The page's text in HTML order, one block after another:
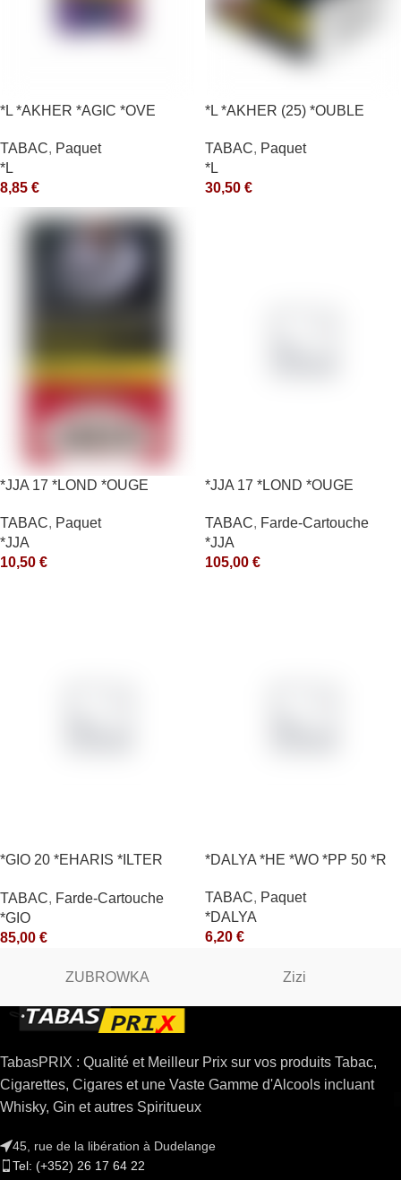
*L *AKHER *AGIC *OVE
TABAC, Paquet
*L
8,85 €
*L *AKHER (25) *OUBLE
TABAC, Paquet
*L
30,50 €
*JJA 17 *LOND *OUGE
TABAC, Paquet
*JJA
10,50 €
*JJA 17 *LOND *OUGE
TABAC, Farde-Cartouche
*JJA
105,00 €
*GIO 20 *EHARIS *ILTER
TABAC, Farde-Cartouche
*GIO
85,00 €
*DALYA *HE *WO *PP 50 *R
TABAC, Paquet
*DALYA
6,20 €
ZUBROWKA Zizi
TabasPRIX : Qualité et Meilleur Prix sur vos produits Tabac,
Cigarettes, Cigares et une Vaste Gamme d'Alcools incluant
Whisky, Gin et autres Spiritueux
45, rue de la libération à Dudelange
Tel: (+352) 26 17 64 22